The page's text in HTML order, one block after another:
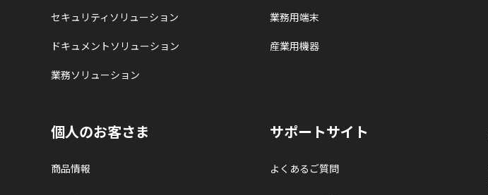
セキュリティソリューション
ドキュメントソリューション
業務ソリューション
業務用端末
産業用機器
個人のお客さま
商品情報
サポートサイト
よくあるご質問